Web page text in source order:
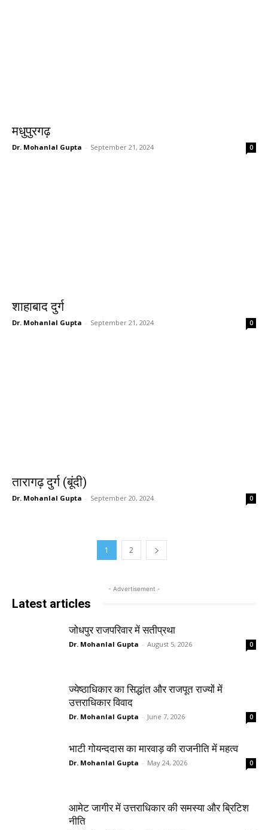
मधुपुरगढ़
Dr. Mohanlal Gupta - September 21, 2024 0
शाहाबाद दुर्ग
Dr. Mohanlal Gupta - September 21, 2024 0
तारागढ़ दुर्ग (बूंदी)
Dr. Mohanlal Gupta - September 20, 2024 0
1 2
- Advertisement -
Latest articles
जोधपुर राजपरिवार में सतीप्रथा
Dr. Mohanlal Gupta - August 5, 2026 0
ज्येष्ठाधिकार का सिद्धांत और राजपूत राज्यों में
उत्तराधिकार विवाद
Dr. Mohanlal Gupta - June 7, 2026 0
भाटी गोयन्ददास का मारवाड़ की राजनीति में महत्व
Dr. Mohanlal Gupta - May 24, 2026 0
आमेट जागीर में उत्तराधिकार की समस्या और ब्रिटिश
नीति